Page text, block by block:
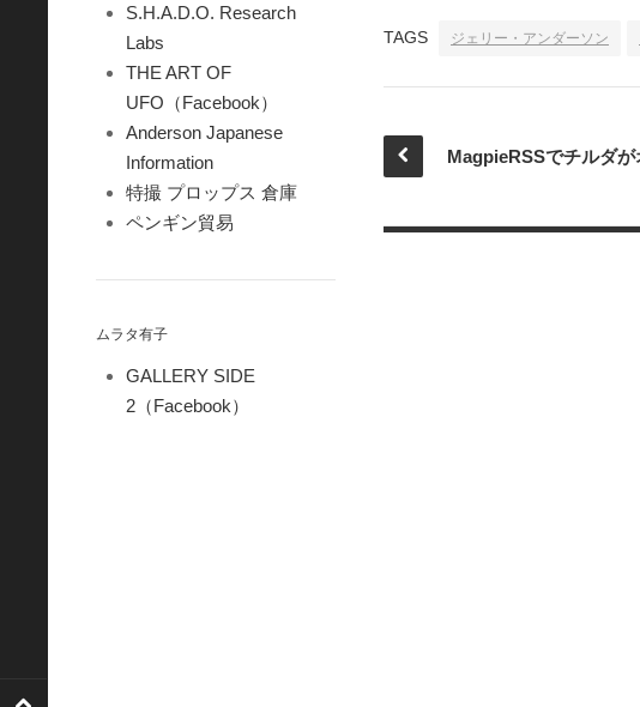
S.H.A.D.O. Research
Labs
THE ART OF
UFO（Facebook）
Anderson Japanese
Information
特撮 プロップス 倉庫
ペンギン貿易
ムラタ有子
GALLERY SIDE
2（Facebook）
TAGS ジェリー・アンダーソン